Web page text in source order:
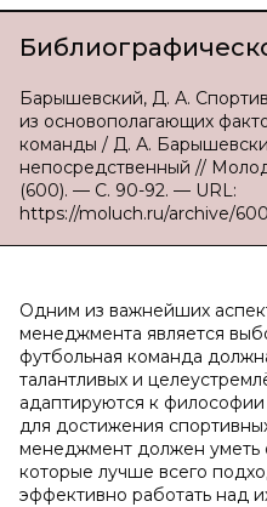
Барышевский, Д. А.
из основополагающих
команды / Д. А.
непосредственный //
(600). — С. 90-92. — URL:
https://moluch.ru/archive/
Одним из важнейших
менеджмента является
футбольная команда
талантливых и
адаптируются к
для достижения
менеджмент должен уметь
которые лучше всего
эффективно работать над